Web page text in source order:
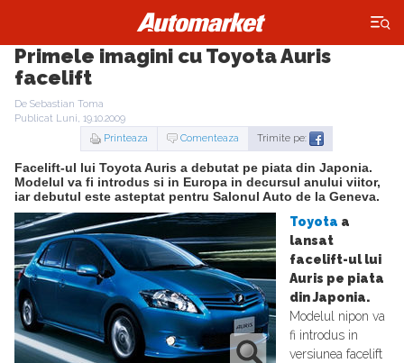
×
Primele imagini cu Toyota Auris
facelift
De Sebastian Toma
Publicat Luni, 19.10.2009
Printeaza
Comenteaza Trimite pe:
Facelift-ul lui Toyota Auris a debutat pe piata din Japonia.
Modelul va fi introdus si in Europa in decursul anului viitor,
iar debutul este asteptat pentru Salonul Auto de la Geneva.
Toyota a
lansat
facelift-ul lui
Auris pe piata
din Japonia.
Modelul nipon va
fi introdus in
versiunea facelift